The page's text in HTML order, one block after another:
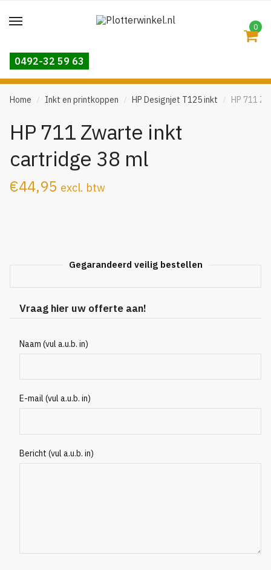
to
to
0
0492-32 59 63
Home / Inkt en printkoppen / HP Designjet T125 inkt / HP 711
HP 711 Zwarte inkt
cartridge 38 ml
€44,95 excl. btw
Gegarandeerd veilig bestellen
Vraag hier uw offerte aan!
Naam (vul a.u.b. in)
E-mail (vul a.u.b. in)
Bericht (vul a.u.b. in)